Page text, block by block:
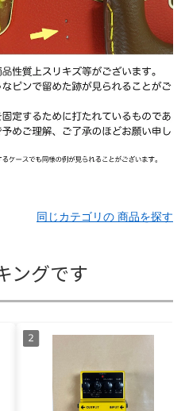
同じカテゴリの 商品を探す
ングです